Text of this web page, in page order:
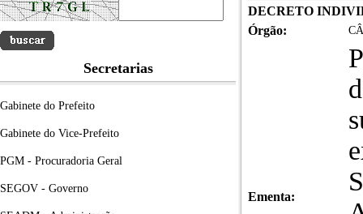
Secretarias
Gabinete do Prefeito
Gabinete do Vice-Prefeito
PGM - Procuradoria Geral
SEGOV - Governo
DECRETO
Órgão:
Ementa: